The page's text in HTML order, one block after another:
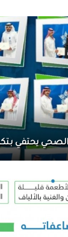
يحتفي